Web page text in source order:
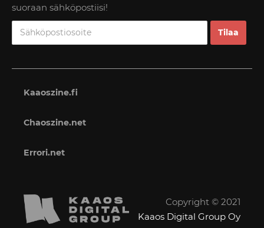
suoraan sähköpostiisi!
Kaaoszine.fi
Chaoszine.net
Errori.net
Copyright © 2021
Kaaos Digital Group Oy